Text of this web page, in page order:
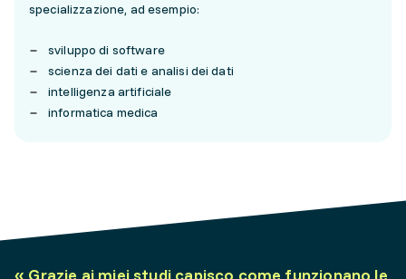
specializzazione, ad esempio:
sviluppo di software
scienza dei dati e analisi dei dati
intelligenza artificiale
informatica medica